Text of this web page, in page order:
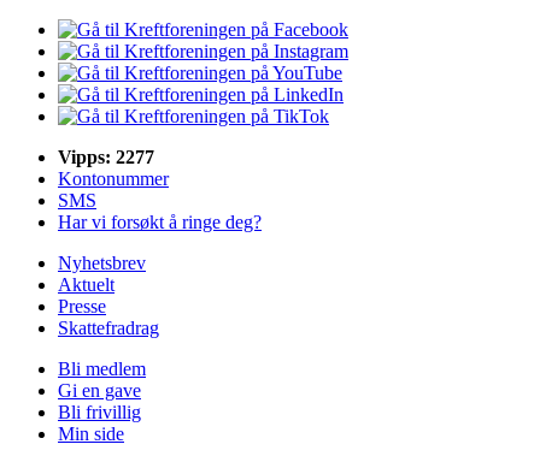
Vipps: 2277
Kontonummer
SMS
Har vi forsøkt å ringe deg?
Nyhetsbrev
Aktuelt
Presse
Skattefradrag
Bli medlem
Gi en gave
Bli frivillig
Min side